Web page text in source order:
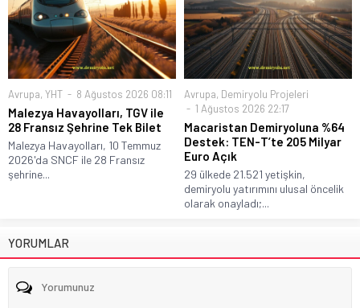
Avrupa, YHT 8 Ağustos 2026 08:11
Malezya Havayolları, TGV ile
28 Fransız Şehrine Tek Bilet
Malezya Havayolları, 10 Temmuz
2026'da SNCF ile 28 Fransız
şehrine...
Avrupa, Demiryolu Projeleri
1 Ağustos 2026 22:17
Macaristan Demiryoluna %64
Destek: TEN-T’te 205 Milyar
Euro Açık
29 ülkede 21.521 yetişkin,
demiryolu yatırımını ulusal öncelik
olarak onayladı;...
YORUMLAR